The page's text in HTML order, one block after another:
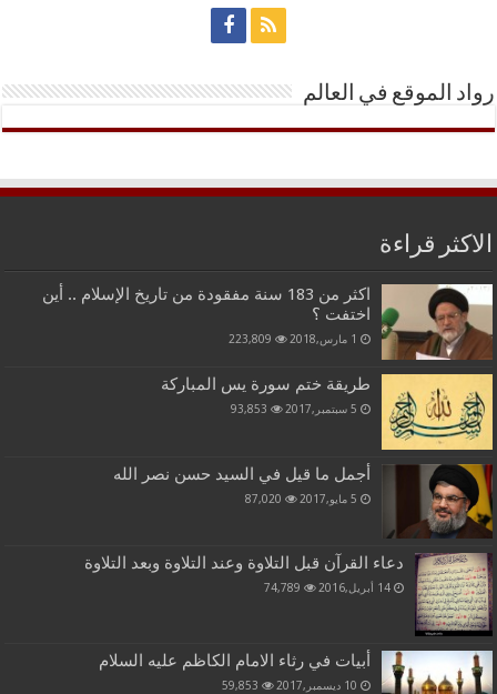
رواد الموقع في العالم
الاكثر قراءة
اكثر من 183 سنة مفقودة من تاريخ الإسلام .. أين
اختفت ؟
1 مارس,2018 223,809
طريقة ختم سورة يس المباركة
5 سبتمبر,2017 93,853
أجمل ما قيل في السيد حسن نصر الله
5 مايو,2017 87,020
دعاء القرآن قبل التلاوة وعند التلاوة وبعد التلاوة
14 أبريل,2016 74,789
أبيات في رثاء الامام الكاظم عليه السلام
10 ديسمبر,2017 59,853